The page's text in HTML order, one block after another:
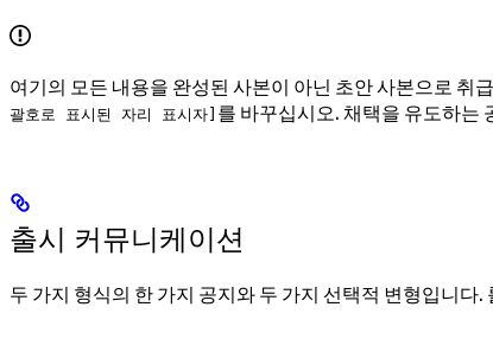
여기의 모든 내용을 완성된 사본이 아닌 초안 사본으로 취
괄호로 표시된 자리 표시자] 를 바꾸십시오. 채택을 유도하는
출시 커뮤니케이션
두 가지 형식의 한 가지 공지와 두 가지 선택적 변형입니